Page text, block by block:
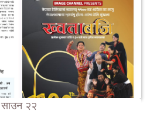
साउन २२